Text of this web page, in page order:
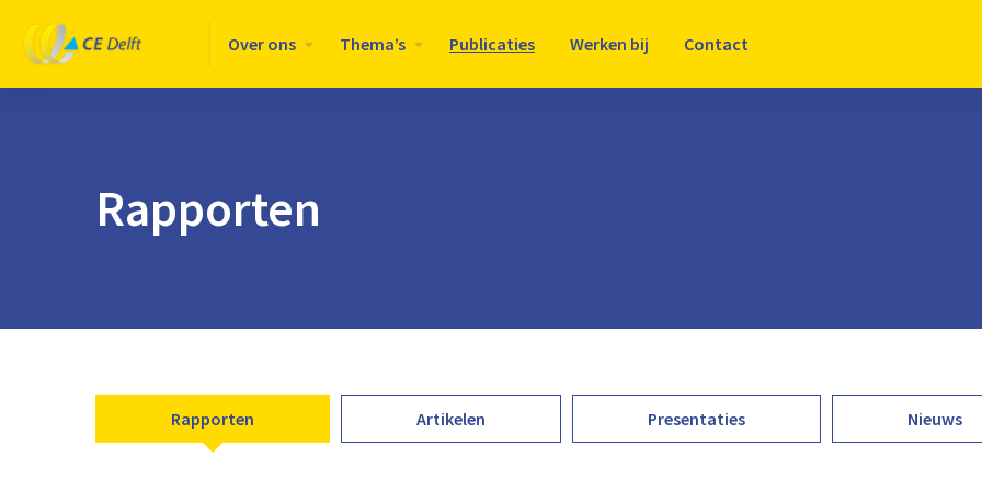
Logo
CE
Delft
Over ons Thema’s Publicaties Werken bij Contact
Rapporten
Rapporten Artikelen Presentaties Nieuws